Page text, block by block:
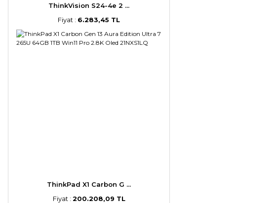
ThinkVision S24-4e 2 ...
Fiyat : 6.283,45 TL
ThinkPad X1 Carbon G ...
Fiyat : 200.208,09 TL